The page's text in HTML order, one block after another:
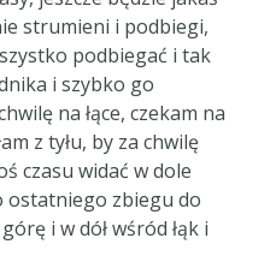
strumieni i podbiegi,
podbiegać i tak
i szybko go
na łące, czekam na
z tyłu, by za chwilę
czasu widać w dole
ostatniego zbiegu do
i w dół wśród łąk i